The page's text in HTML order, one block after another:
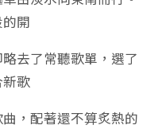
開
去了常聽歌單，選了
歌
，配著還不算炙熱的